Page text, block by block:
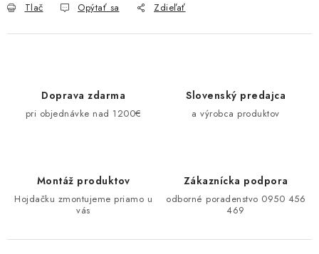
Tlač Opýtať sa Zdieľať
Doprava zdarma
pri objednávke nad 1200€
Slovenský predajca
a výrobca produktov
Montáž produktov
Hojdačku zmontujeme priamo u
vás
Zákaznícka podpora
odborné poradenstvo 0950 456
469